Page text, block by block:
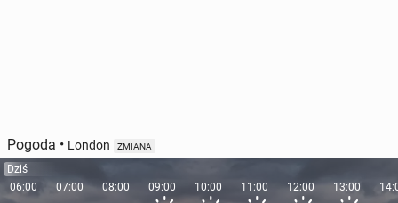
Pogoda • London ZMIANA
Dziś
06:00
07:00 08:00 09:00 10:00 11:00 12:00 13:00